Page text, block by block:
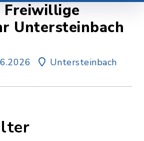
Freiwillige
Untersteinbach
Untersteinbach